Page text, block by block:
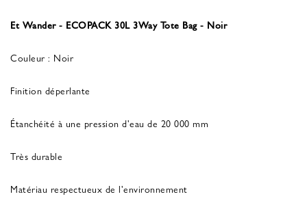
Et Wander - ECOPACK 30L 3Way Tote Bag - Noir
Couleur : Noir
Finition déperlante
Étanchéité à une pression d'eau de 20 000 mm
Très durable
Matériau respectueux de l'environnement